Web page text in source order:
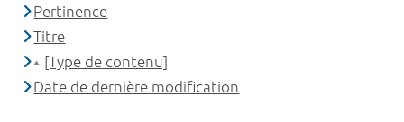
Pertinence
Titre
[Type de contenu]
Date de dernière modification